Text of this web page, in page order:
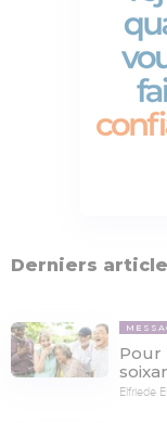
Derniers
Pour
Elfriede